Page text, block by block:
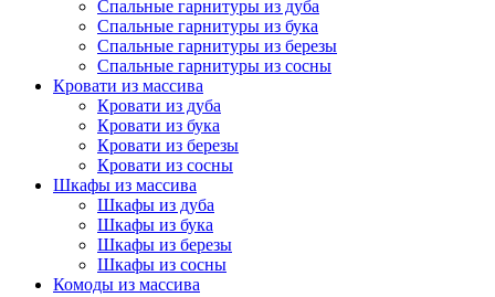
Спальные гарнитуры из дуба
Спальные гарнитуры из бука
Спальные гарнитуры из березы
Спальные гарнитуры из сосны
Кровати из массива
Кровати из дуба
Кровати из бука
Кровати из березы
Кровати из сосны
Шкафы из массива
Шкафы из дуба
Шкафы из бука
Шкафы из березы
Шкафы из сосны
Комоды из массива